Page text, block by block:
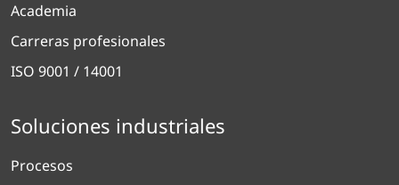
Academia
Carreras profesionales
ISO 9001 / 14001
Soluciones industriales
Procesos